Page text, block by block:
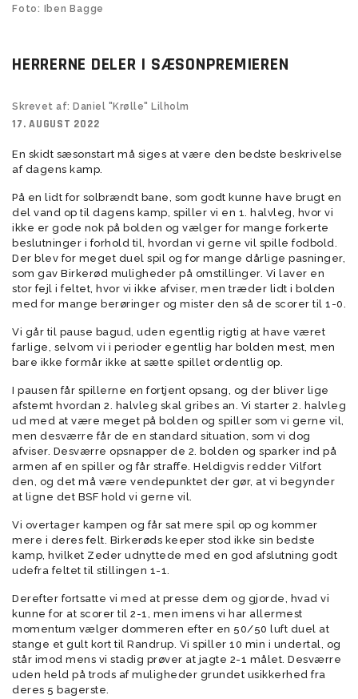
Foto: Iben Bagge
HERRERNE DELER I SÆSONPREMIEREN
Skrevet af: Daniel "Krølle" Lilholm
17. AUGUST 2022
En skidt sæsonstart må siges at være den bedste beskrivelse
af dagens kamp.
På en lidt for solbrændt bane, som godt kunne have brugt en
del vand op til dagens kamp, spiller vi en 1. halvleg, hvor vi
ikke er gode nok på bolden og vælger for mange forkerte
beslutninger i forhold til, hvordan vi gerne vil spille fodbold.
Der blev for meget duel spil og for mange dårlige pasninger,
som gav Birkerød muligheder på omstillinger. Vi laver en
stor fejl i feltet, hvor vi ikke afviser, men træder lidt i bolden
med for mange berøringer og mister den så de scorer til 1-0.
Vi går til pause bagud, uden egentlig rigtig at have været
farlige, selvom vi i perioder egentlig har bolden mest, men
bare ikke formår ikke at sætte spillet ordentlig op.
I pausen får spillerne en fortjent opsang, og der bliver lige
afstemt hvordan 2. halvleg skal gribes an. Vi starter 2. halvleg
ud med at være meget på bolden og spiller som vi gerne vil,
men desværre får de en standard situation, som vi dog
afviser. Desværre opsnapper de 2. bolden og sparker ind på
armen af en spiller og får straffe. Heldigvis redder Vilfort
den, og det må være vendepunktet der gør, at vi begynder
at ligne det BSF hold vi gerne vil.
Vi overtager kampen og får sat mere spil op og kommer
mere i deres felt. Birkerøds keeper stod ikke sin bedste
kamp, hvilket Zeder udnyttede med en god afslutning godt
udefra feltet til stillingen 1-1.
Derefter fortsatte vi med at presse dem og gjorde, hvad vi
kunne for at scorer til 2-1, men imens vi har allermest
momentum vælger dommeren efter en 50/50 luft duel at
stange et gult kort til Randrup. Vi spiller 10 min i undertal, og
står imod mens vi stadig prøver at jagte 2-1 målet. Desværre
uden held på trods af muligheder grundet usikkerhed fra
deres 5 bagerste.